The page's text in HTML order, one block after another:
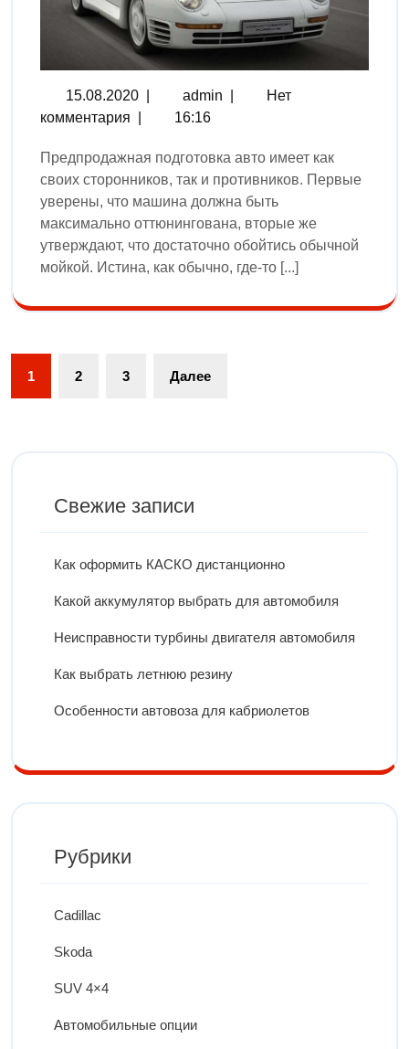
15.08.2020 admin
Нет
комментария
16:16
Предпродажная подготовка авто имеет как
своих сторонников, так и противников. Первые
уверены, что машина должна быть
максимально оттюнингована, вторые же
утверждают, что достаточно обойтись обычной
мойкой. Истина, как обычно, где-то [...]
1 2 3 Далее
Свежие записи
Как оформить КАСКО дистанционно
Какой аккумулятор выбрать для автомобиля
Неисправности турбины двигателя автомобиля
Как выбрать летнюю резину
Особенности автовоза для кабриолетов
Рубрики
Cadillac
Skoda
SUV 4×4
Автомобильные опции